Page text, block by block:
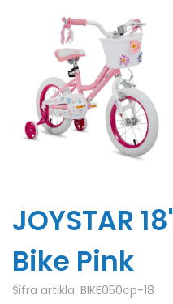
JOYSTAR
Bike Pink
Šifra artikla: BIKE050cp-18